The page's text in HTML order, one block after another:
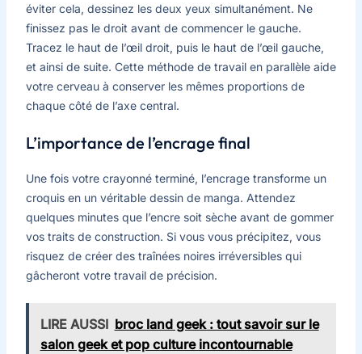
éviter cela, dessinez les deux yeux simultanément. Ne
finissez pas le droit avant de commencer le gauche.
Tracez le haut de l’œil droit, puis le haut de l’œil gauche,
et ainsi de suite. Cette méthode de travail en parallèle aide
votre cerveau à conserver les mêmes proportions de
chaque côté de l’axe central.
L’importance de l’encrage final
Une fois votre crayonné terminé, l’encrage transforme un
croquis en un véritable dessin de manga. Attendez
quelques minutes que l’encre soit sèche avant de gommer
vos traits de construction. Si vous vous précipitez, vous
risquez de créer des traînées noires irréversibles qui
gâcheront votre travail de précision.
LIRE AUSSI broc land geek : tout savoir sur le
salon geek et pop culture incontournable